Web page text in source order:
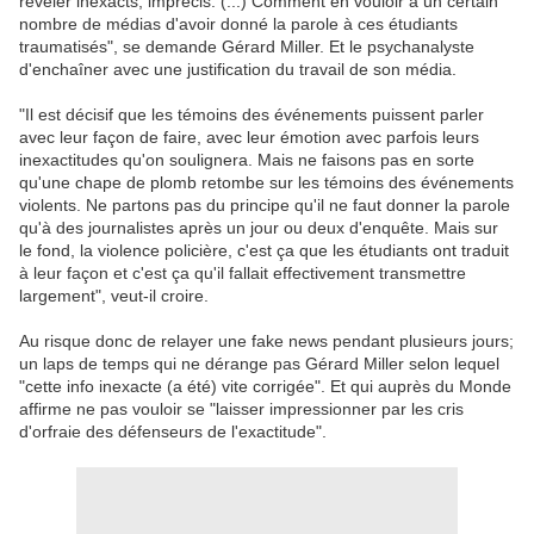
nombre de médias d'avoir donné la parole à ces étudiants
traumatisés", se demande Gérard Miller. Et le psychanalyste
d'enchaîner avec une justification du travail de son média.
"Il est décisif que les témoins des événements puissent parler
avec leur façon de faire, avec leur émotion avec parfois leurs
inexactitudes qu'on soulignera. Mais ne faisons pas en sorte
qu'une chape de plomb retombe sur les témoins des événements
violents. Ne partons pas du principe qu'il ne faut donner la parole
qu'à des journalistes après un jour ou deux d'enquête. Mais sur
le fond, la violence policière, c'est ça que les étudiants ont traduit
à leur façon et c'est ça qu'il fallait effectivement transmettre
largement", veut-il croire.
Au risque donc de relayer une fake news pendant plusieurs jours;
un laps de temps qui ne dérange pas Gérard Miller selon lequel
"cette info inexacte (a été) vite corrigée". Et qui auprès du Monde
affirme ne pas vouloir se "laisser impressionner par les cris
d'orfraie des défenseurs de l'exactitude".